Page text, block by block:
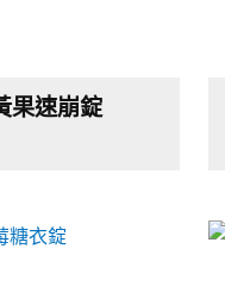
果速崩錠